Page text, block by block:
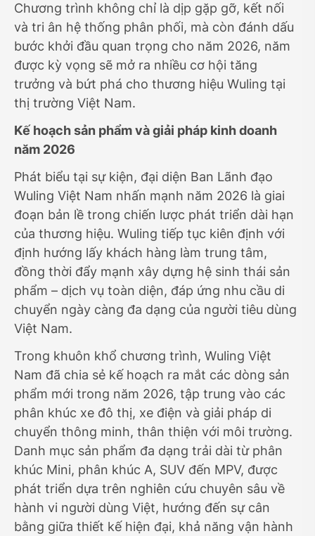
Chương trình không chỉ là dịp gặp gỡ, kết nối
và tri ân hệ thống phân phối, mà còn đánh dấu
bước khởi đầu quan trọng cho năm 2026, năm
được kỳ vọng sẽ mở ra nhiều cơ hội tăng
trưởng và bứt phá cho thương hiệu Wuling tại
thị trường Việt Nam.
Kế hoạch sản phẩm và giải pháp kinh doanh
năm 2026
Phát biểu tại sự kiện, đại diện Ban Lãnh đạo
Wuling Việt Nam nhấn mạnh năm 2026 là giai
đoạn bản lề trong chiến lược phát triển dài hạn
của thương hiệu. Wuling tiếp tục kiên định với
định hướng lấy khách hàng làm trung tâm,
đồng thời đẩy mạnh xây dựng hệ sinh thái sản
phẩm – dịch vụ toàn diện, đáp ứng nhu cầu di
chuyển ngày càng đa dạng của người tiêu dùng
Việt Nam.
Trong khuôn khổ chương trình, Wuling Việt
Nam đã chia sẻ kế hoạch ra mắt các dòng sản
phẩm mới trong năm 2026, tập trung vào các
phân khúc xe đô thị, xe điện và giải pháp di
chuyển thông minh, thân thiện với môi trường.
Danh mục sản phẩm đa dạng trải dài từ phân
khúc Mini, phân khúc A, SUV đến MPV, được
phát triển dựa trên nghiên cứu chuyên sâu về
hành vi người dùng Việt, hướng đến sự cân
bằng giữa thiết kế hiện đại, khả năng vận hành